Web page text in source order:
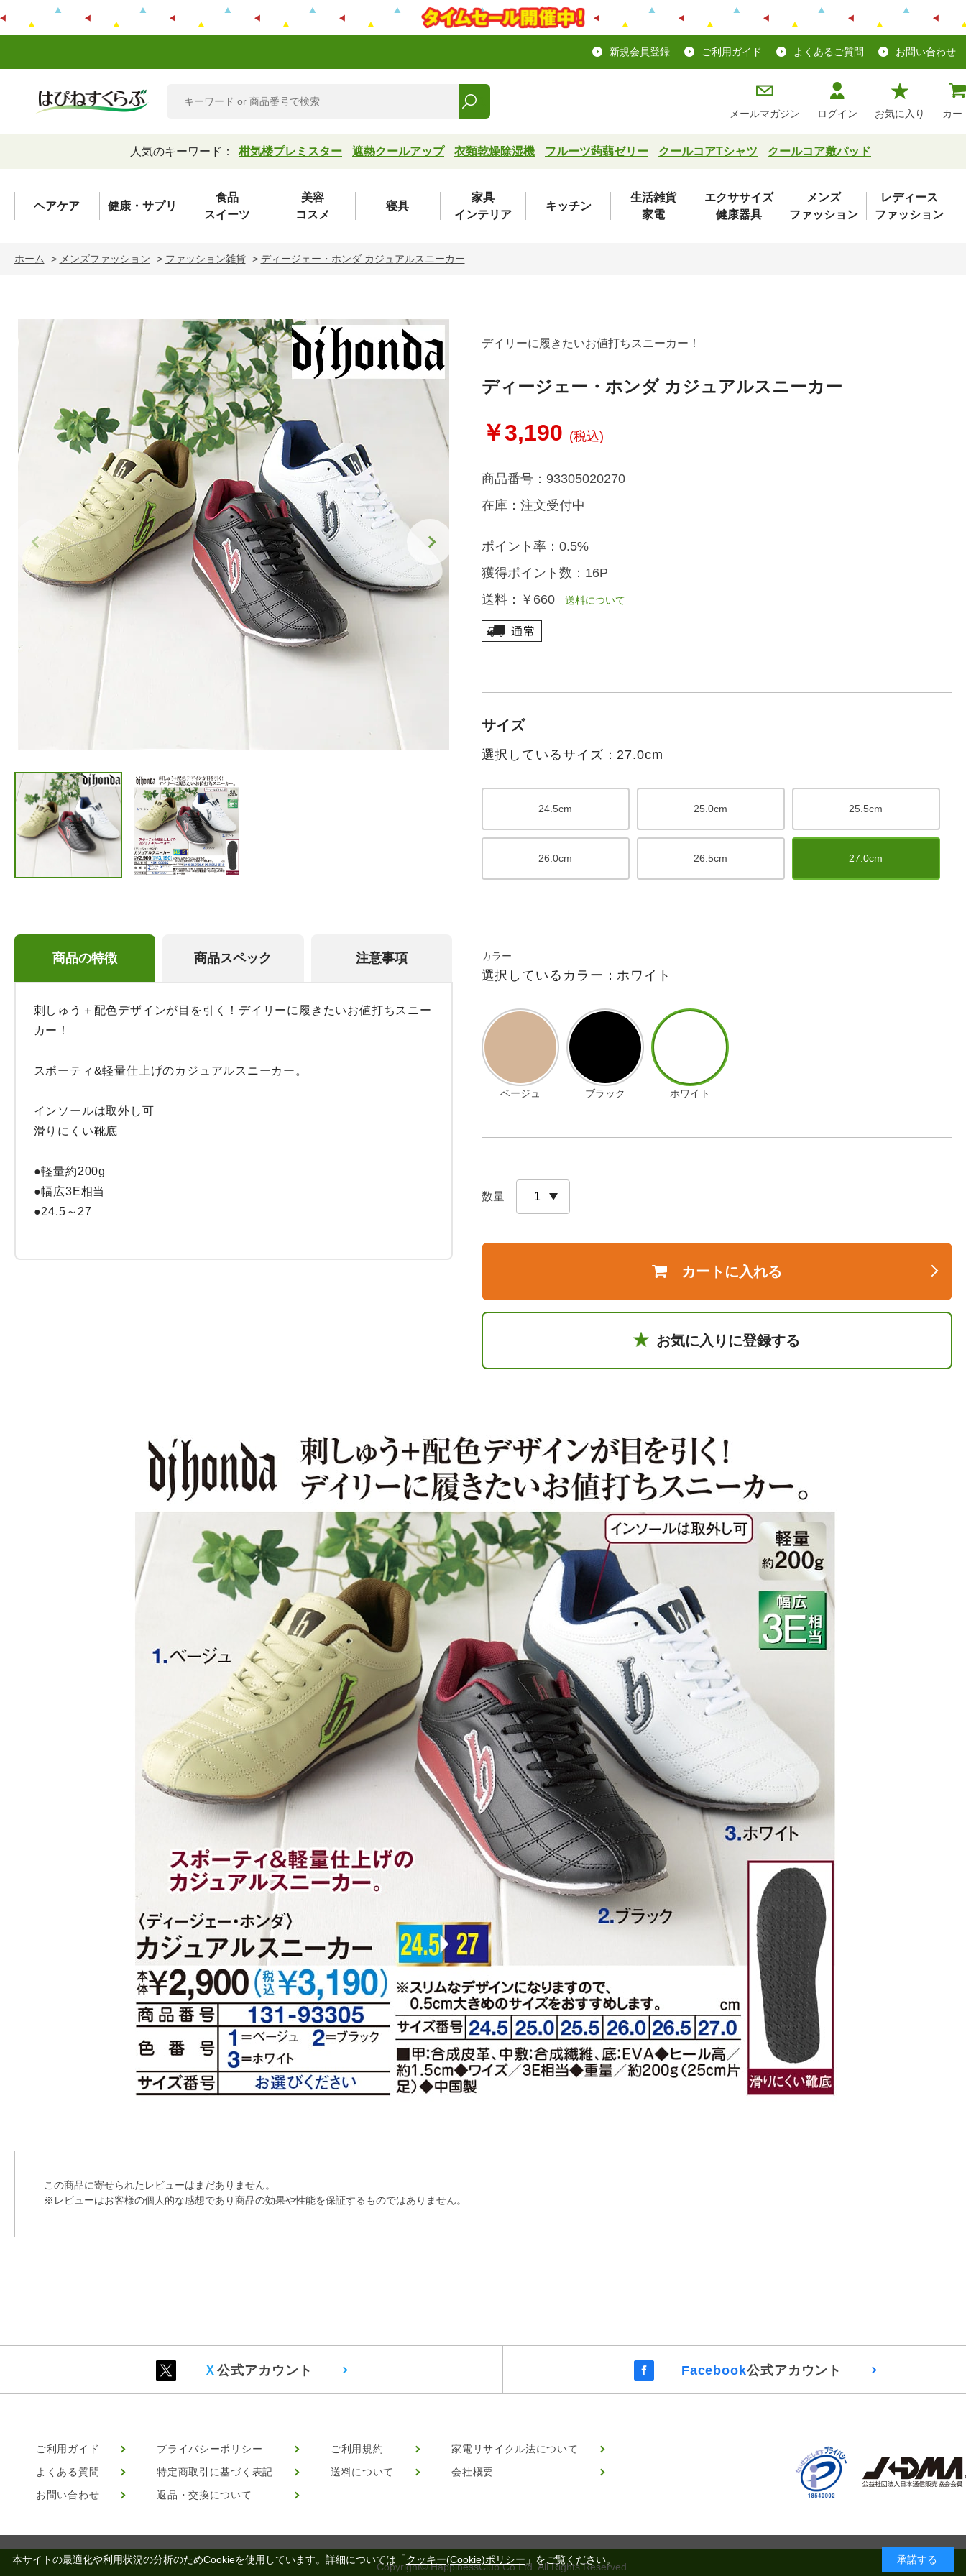
新規会員登録 ご利用ガイド よくあるご質問 お問い合わせ
メールマガジン ログイン お気に入り カー
人気のキーワード： 柑気楼プレミスター 遮熱クールアップ 衣類乾燥除湿機 フルーツ蒟蒻ゼリー クールコアTシャツ クールコア敷パッド
ヘアケア 健康・サプリ
食品
スイーツ
美容
コスメ
寝具
家具
インテリア
キッチン
生活雑貨
家電
エクササイズ
健康器具
メンズ
ファッション
レディース
ファッション
ホーム > メンズファッション > ファッション雑貨 > ディージェー・ホンダ カジュアルスニーカー
商品の特徴 商品スペック 注意事項
刺しゅう＋配色デザインが目を引く！デイリーに履きたいお値打ちスニー
カー！
スポーティ&軽量仕上げのカジュアルスニーカー。
インソールは取外し可
滑りにくい靴底
●軽量約200g
●幅広3E相当
●24.5～27
デイリーに履きたいお値打ちスニーカー！
ディージェー・ホンダ カジュアルスニーカー
￥3,190 (税込)
商品番号： 93305020270
在庫： 注文受付中
ポイント率： 0.5%
獲得ポイント数： 16P
送料： ￥660送料について
サイズ
選択しているサイズ：27.0cm
24.5cm 25.0cm 25.5cm
26.0cm 26.5cm 27.0cm
カラー
選択しているカラー：ホワイト
ベージュ ブラック ホワイト
数量
カートに入れる
お気に入りに登録する
この商品に寄せられたレビューはまだありません。
※レビューはお客様の個人的な感想であり商品の効果や性能を保証するものではありません。
Ｘ公式アカウント Facebook公式アカウント
ご利用ガイド
よくある質問
お問い合わせ
プライバシーポリシー
特定商取引に基づく表記
返品・交換について
ご利用規約
送料について
家電リサイクル法について
会社概要
Copyright© HappinessClub Co.Ltd. All Rights Reserved.
本サイトの最適化や利用状況の分析のためCookieを使用しています。詳細については「クッキー(Cookie)ポリシー 」をご覧ください。 承諾する